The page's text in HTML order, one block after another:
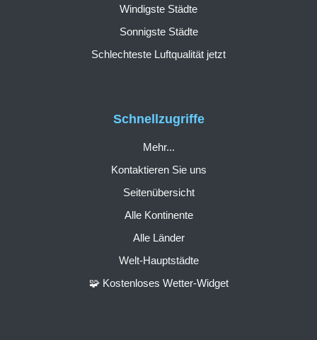
Schnellzugriffe
Mehr...
Kontaktieren Sie uns
Seitenübersicht
Alle Kontinente
Alle Länder
Welt-Hauptstädte
🧩 Kostenloses Wetter-Widget
Windigste Städte
Sonnigste Städte
Schlechteste Luftqualität jetzt